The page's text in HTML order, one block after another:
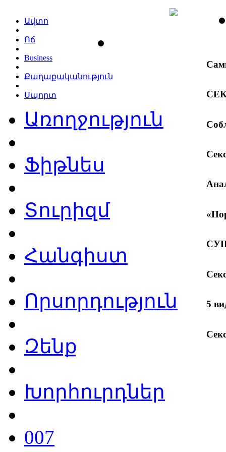
Ավտո
Ոճ
Business
Քաղաքականություն
Սպորտ
5
Առողջություն
Ֆիթնես
Տուրիզմ
Հանգիստ
Որսորդություն
Զենք
Խորհուրդներ
007